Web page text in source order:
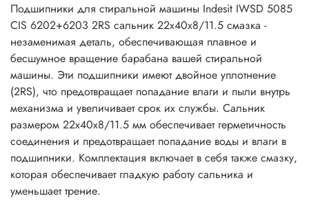
Подшипники для стиральной машины Indesit IWSD 5085
CIS 6202+6203 2RS сальник 22х40х8/11.5 смазка -
незаменимая деталь, обеспечивающая плавное и
бесшумное вращение барабана вашей стиральной
машины. Эти подшипники имеют двойное уплотнение
(2RS), что предотвращает попадание влаги и пыли внутрь
механизма и увеличивает срок их службы. Сальник
размером 22х40х8/11.5 мм обеспечивает герметичность
соединения и предотвращает попадание воды и влаги в
подшипники. Комплектация включает в себя также смазку,
которая обеспечивает гладкую работу сальника и
уменьшает трение.